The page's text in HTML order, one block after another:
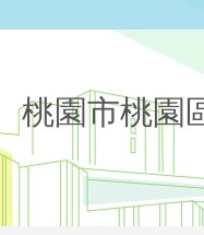
桃園市桃園